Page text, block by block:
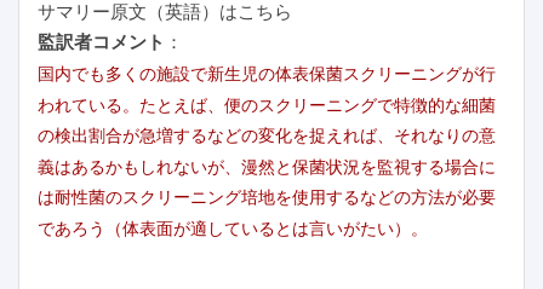
サマリー原文（英語）はこちら
監訳者コメント ：
国内でも多くの施設で新生児の体表保菌スクリーニングが行
われている。たとえば、便のスクリーニングで特徴的な細菌
の検出割合が急増するなどの変化を捉えれば、それなりの意
義はあるかもしれないが、漫然と保菌状況を監視する場合に
は耐性菌のスクリーニング培地を使用するなどの方法が必要
であろう（体表面が適しているとは言いがたい）。